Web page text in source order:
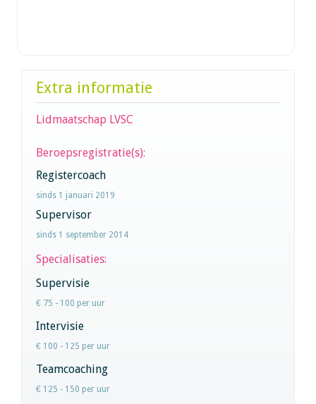
Extra informatie
Lidmaatschap LVSC
Beroepsregistratie(s):
Registercoach
sinds 1 januari 2019
Supervisor
sinds 1 september 2014
Specialisaties:
Supervisie
€ 75 - 100 per uur
Intervisie
€ 100 - 125 per uur
Teamcoaching
€ 125 - 150 per uur